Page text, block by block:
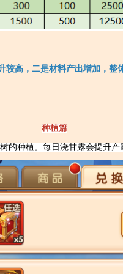
高，二是材料产出增加，整
种植篇
的种植。每日浇甘露会提升产